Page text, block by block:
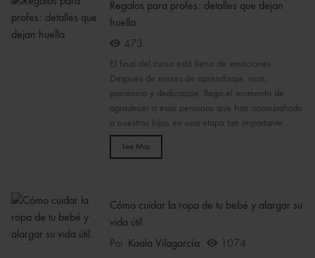
Regalos para profes: detalles que dejan
huella
473
El final del curso está lleno de emociones
Después de meses de aprendizaje, risas,
paciencia y dedicación, llega el momento de
agradecer a esas personas que han acompañado
a nuestros hijos en una etapa tan importante...
Lee Mas
Cómo cuidar la ropa de tu bebé y alargar su
vida útil.
Por
Koala Vilagarcía 1074